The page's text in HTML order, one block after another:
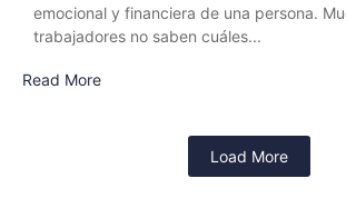
emocional y financiera de una persona.
trabajadores no saben cuáles...
Read More
Load More